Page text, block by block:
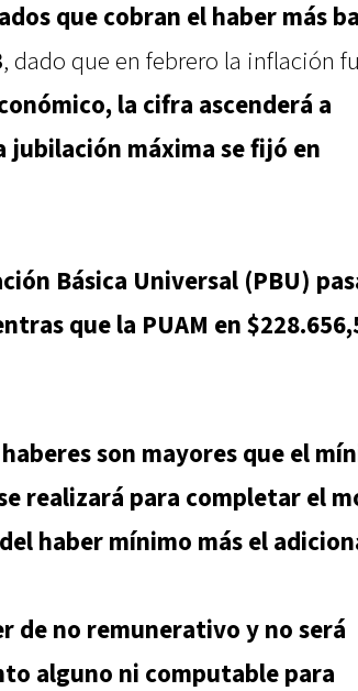
que cobran el haber más
, dado que en febrero la inflación
la cifra ascenderá a
jubilación máxima se fijó en
Básica Universal (PBU)
que la PUAM en
son mayores que el
realizará para completar el
haber mínimo más el
de no remunerativo y no será
alguno ni computable para